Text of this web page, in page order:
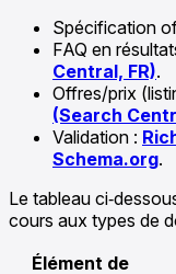
Spécification
FAQ en
Central, FR).
Offres/prix
(Search
Validation :
Schema.org.
Le tableau
cours aux types de
Élément de